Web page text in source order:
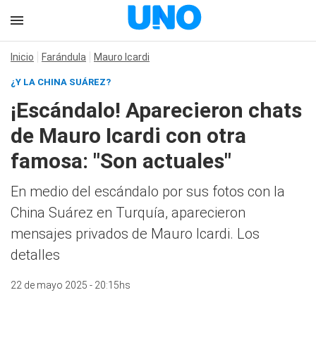
Inicio Farándula Mauro Icardi
¿Y LA CHINA SUÁREZ?
¡Escándalo! Aparecieron chats
de Mauro Icardi con otra
famosa: "Son actuales"
En medio del escándalo por sus fotos con la
China Suárez en Turquía, aparecieron
mensajes privados de Mauro Icardi. Los
detalles
22 de mayo 2025 - 20:15hs